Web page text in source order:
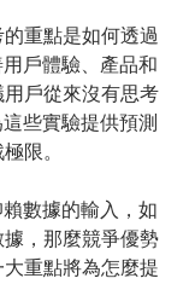
重點是如何透過
戶體驗、產品和
戶從來沒有思考
些實驗提供預測
限。
數據的輸入，如
，那麼競爭優勢
重點將為怎麼提